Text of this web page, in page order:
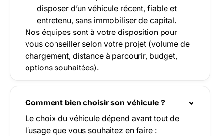
disposer d’un véhicule récent, fiable et
entretenu, sans immobiliser de capital.
Nos équipes sont à votre disposition pour
vous conseiller selon votre projet (volume de
chargement, distance à parcourir, budget,
options souhaitées).
Comment bien choisir son véhicule ?
Le choix du véhicule dépend avant tout de
l’usage que vous souhaitez en faire :